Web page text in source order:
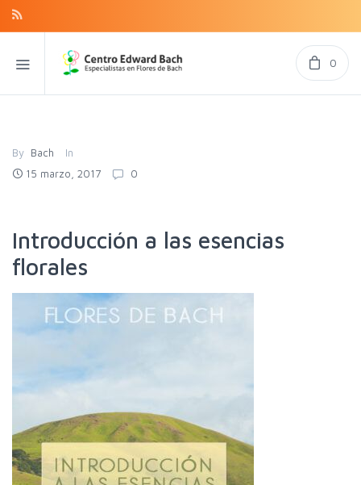
0
By Bach
In
15 marzo, 2017
0
Introducción a las esencias
florales